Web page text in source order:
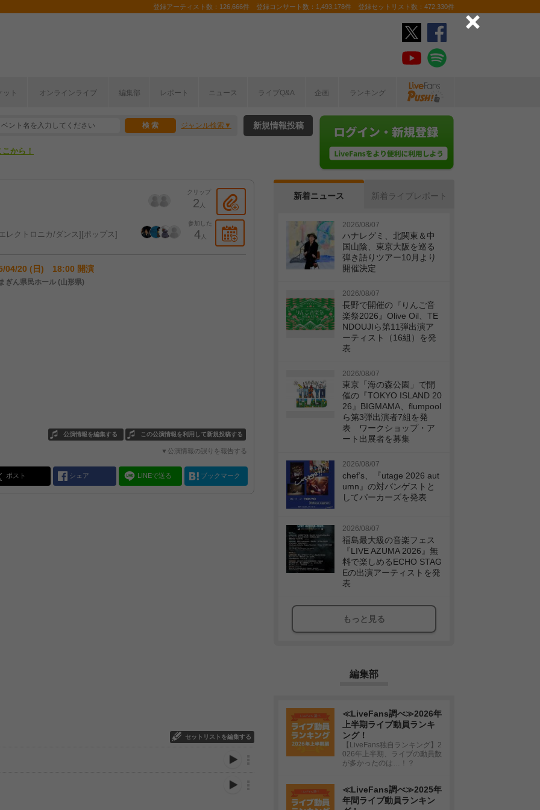
登録アーティスト数：126,666件 登録コンサート数：1,493,178件 登録セットリスト数：472,330件
ット オンラインライブ 編集部 レポート ニュース ライブQ&A 企画 ランキング
ジャンル検索
半期編発表！
から！
新規情報投稿
クリップ
2 人
参加した
4人
レクトロニカ/ダンス ポップス
04/20 (日) 18:00 開演
ぎん県民ホール (山形県)
この公演情報を利用して新規投稿する
公演情報を編集する
▼公演情報の誤りを報告する
ポスト シェア LINEで送る ブックマーク
セットリストを編集する
新着ニュース 新着ライブレポート
2026/08/07
ハナレグミ、北関東＆中
国山陰、東京大阪を巡る
弾き語りツアー10月より
開催決定
2026/08/07
長野で開催の『りんご音
楽祭2026』Olive Oil、TE
NDOUJIら第11弾出演ア
ーティスト（16組）を発
表
2026/08/07
東京「海の森公園」で開
催の『TOKYO ISLAND 20
26』BIGMAMA、flumpool
ら第3弾出演者7組を発
表 ワークショップ・ア
ート出展者を募集
2026/08/07
chef’s、『utage 2026 aut
umn』の対バンゲストと
してパーカーズを発表
2026/08/07
福島最大級の音楽フェス
『LIVE AZUMA 2026』無
料で楽しめるECHO STAG
Eの出演アーティストを発
表
もっと見る
編集部
≪LiveFans調べ≫2026年
上半期ライブ動員ランキ
ング！
【LiveFans独自ランキング】2
026年上半期、ライブの動員数
が多かったのは…！？
≪LiveFans調べ≫2025年
年間ライブ動員ランキン